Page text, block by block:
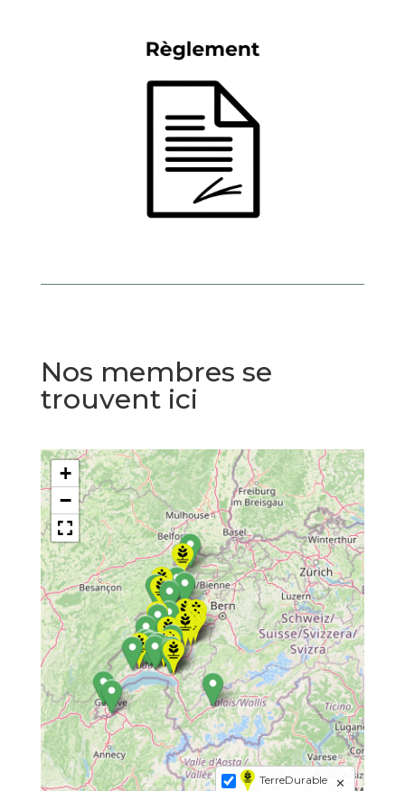
Nos membres se
trouvent ici
+
−
✕
TerreDurable